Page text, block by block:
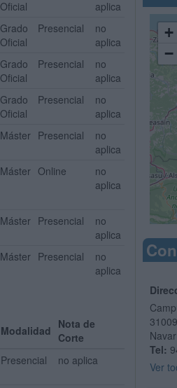
Oficial
aplica
Grado
Oficial
Presencial
no
aplica
Grado
Oficial
Presencial
no
aplica
Grado
Oficial
Presencial
no
aplica
Máster Presencial
no
aplica
Máster Online
no
aplica
Máster Presencial
no
aplica
Máster Presencial
no
aplica
Modalidad Nota de
Corte
Presencial no aplica
+
−
Tel:
Ver